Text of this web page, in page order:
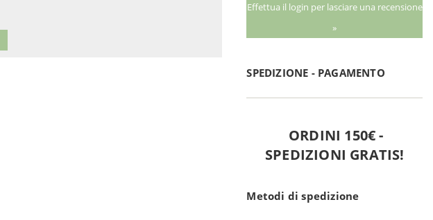
Effettua il login per lasciare una recensione
»
SPEDIZIONE - PAGAMENTO
ORDINI 150€ -
SPEDIZIONI GRATIS!
Metodi di spedizione